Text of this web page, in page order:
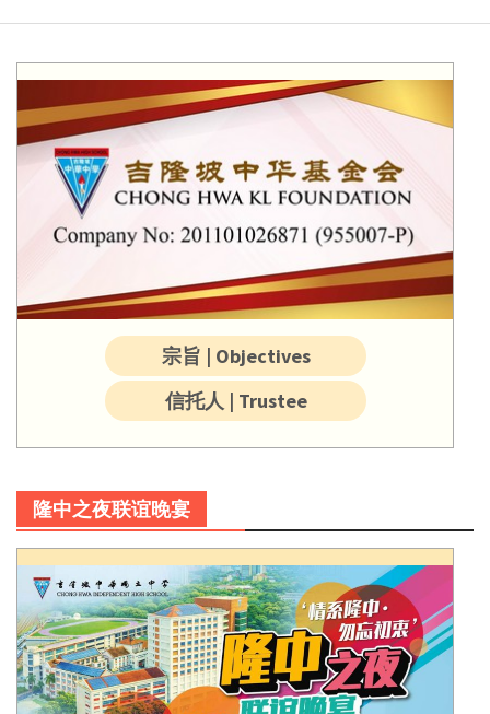
宗旨 | Objectives
信托人 | Trustee
隆中之夜联谊晚宴